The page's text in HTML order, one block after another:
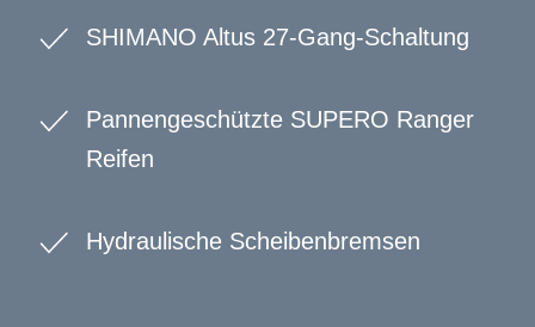
SHIMANO Altus 27-Gang-Schaltung
Pannengeschützte SUPERO Ranger
Reifen
Hydraulische Scheibenbremsen